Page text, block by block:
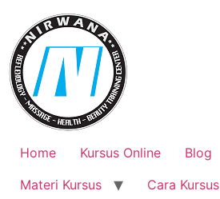
content
Home Kursus Online
Blog
Materi Kursus
Cara Kursus